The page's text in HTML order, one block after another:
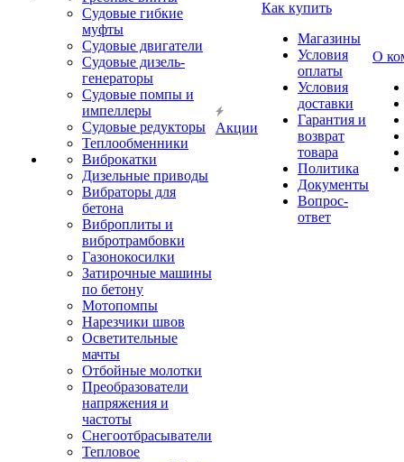
Судовые гибкие
муфты
Судовые двигатели
Судовые дизель-
генераторы
Судовые помпы и
импеллеры
Судовые редукторы
Теплообменники
Виброкатки
Дизельные приводы
Вибраторы для
бетона
Виброплиты и
вибротрамбовки
Газонокосилки
Затирочные машины
по бетону
Мотопомпы
Нарезчики швов
Осветительные
мачты
Отбойные молотки
Преобразователи
напряжения и
частоты
Снегоотбрасыватели
Тепловое
Акции
Как купить
Магазины
Условия
оплаты
Условия
доставки
Гарантия и
возврат
товара
Политика
Документы
Вопрос-
ответ
О